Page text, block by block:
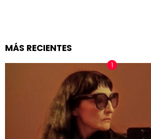
MÁS RECIENTES